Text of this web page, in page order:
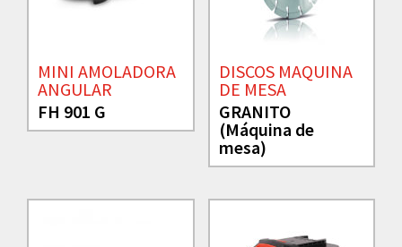
MINI AMOLADORA
ANGULAR
FH 901 G
DISCOS MAQUINA
DE MESA
GRANITO
(Máquina de
mesa)